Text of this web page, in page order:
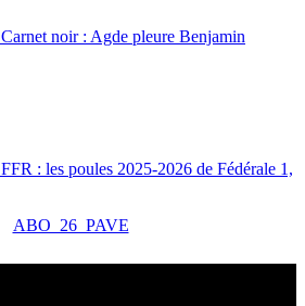
Carnet noir : Agde pleure Benjamin
FFR : les poules 2025-2026 de Fédérale 1,